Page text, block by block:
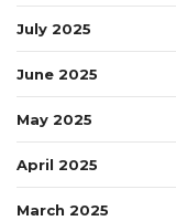
July 2025
June 2025
May 2025
April 2025
March 2025